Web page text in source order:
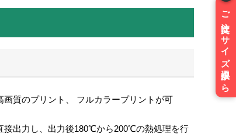
ご注文はサイズ選択から
質のプリント、 フルカラープリントが可
接出力し、出力後180℃から200℃の熱処理を行